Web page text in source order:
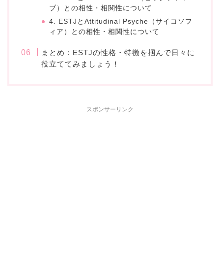
ブ）との相性・相関性について
4. ESTJとAttitudinal Psyche（サイコソフ
ィア）との相性・相関性について
まとめ：ESTJの性格・特徴を掴んで日々に
役立ててみましょう！
スポンサーリンク